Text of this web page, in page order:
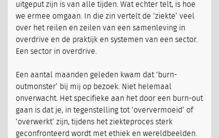
uitgeput zijn is van alle tijden. Wat echter telt, is hoe
we ermee omgaan. In die zin vertelt de ‘ziekte’ veel
over het reilen en zeilen van een samenleving in
overdrive en de praktijk en systemen van een sector.
Een sector in overdrive.
Een aantal maanden geleden kwam dat ‘burn-
outmonster’ bij mij op bezoek. Niet helemaal
onverwacht. Het specifieke aan het door een burn-out
gaan is dat je, in tegenstelling tot ‘oververmoeid’ of
‘overwerkt’ zijn, tijdens het ziekteproces sterk
geconfronteerd wordt met ethiek en wereldbeelden.